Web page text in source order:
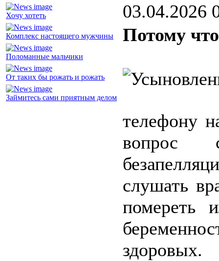
Хочу хотеть
Комплекс настоящего мужчины
Поломанные мальчики
От таких бы рожать и рожать
Займитесь сами приятным делом
03.04.2026
Потому
телефону
вопрос
слушать
помереть
здоровых.